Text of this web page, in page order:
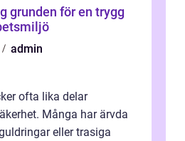
admin
ofta lika delar
Många har ärvda
eller trasiga